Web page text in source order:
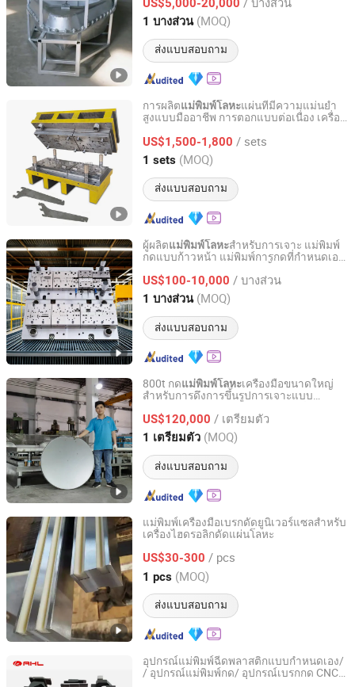
1 บางส่วน (MOQ)
ส่งแบบสอบถาม
Hebei, China
การผลิตแม่พิมพ์โลหะแผ่นที่มีความแม่นยำ
สูงแบบมืออาชีพ การตอกแบบต่อเนื่อง เครื่อง
US$1,500-1,800 / sets
1 sets (MOQ)
ส่งแบบสอบถาม
Hengshui Hongmaoda Mould Co., Ltd
Hebei, China อัตราจาก 2023
ผู้ผลิตแม่พิมพ์โลหะสำหรับการเจาะ แม่พิมพ์
กดแบบก้าวหน้า แม่พิมพ์การกดที่กำหนดเอง
US$100-10,000 / บางส่วน
1 บางส่วน (MOQ)
ส่งแบบสอบถาม
SHENZHEN TEC-KEY TECHNOLOGY CO., LTD
Guangdong, China อัตราจาก 2025
800t กดแม่พิมพ์โลหะเครื่องมือขนาดใหญ่
สำหรับการดึงการขึ้นรูปการเจาะแบบ
อุตสาหกรรมยานยนต์ อิเล็กทรอนิกส์รถยนต์
ชิ้นส่วนที่ถือ
US$120,000 / เตรียมตัว
1 เตรียมตัว (MOQ)
ส่งแบบสอบถาม
Zhongshan Huihai Mold & Automatic Equipment Co., Ltd.
Guangdong, China อัตราจาก 2016
แม่พิมพ์เครื่องมือเบรกดัดยูนิเวอร์แซลสำหรับ
เครื่องไฮดรอลิกดัดแผ่นโลหะ
US$30-300 / pcs
1 pcs (MOQ)
ส่งแบบสอบถาม
Nanjing Diga Machinery Trading Co., Ltd.
Jiangsu, China อัตราจาก 2018
อุปกรณ์แม่พิมพ์ฉีดพลาสติกแบบกำหนดเอง/
/ อุปกรณ์แม่พิมพ์กด/ อุปกรณ์เบรกกด CNC/
Anhui Haili Machine Tool Manufacturing Co., Ltd